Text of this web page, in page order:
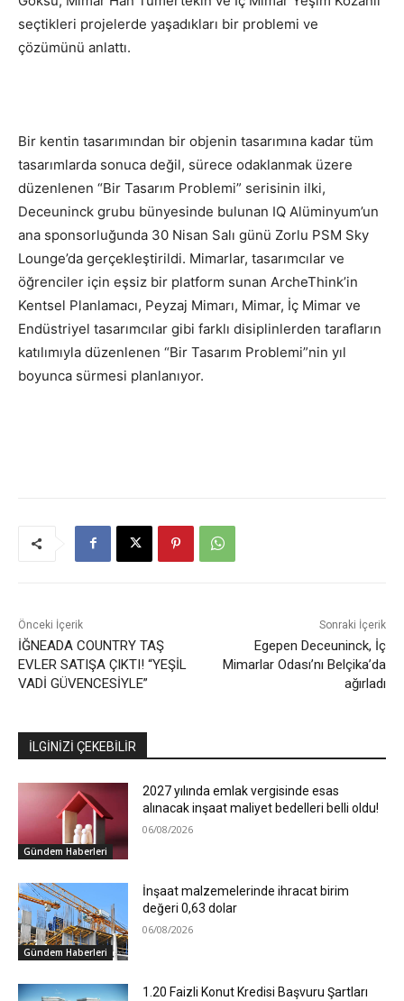
seçtikleri projelerde yaşadıkları bir problemi ve
çözümünü anlattı.
Bir kentin tasarımından bir objenin tasarımına kadar tüm
tasarımlarda sonuca değil, sürece odaklanmak üzere
düzenlenen “Bir Tasarım Problemi” serisinin ilki,
Deceuninck grubu bünyesinde bulunan IQ Alüminyum’un
ana sponsorluğunda 30 Nisan Salı günü Zorlu PSM Sky
Lounge’da gerçekleştirildi. Mimarlar, tasarımcılar ve
öğrenciler için eşsiz bir platform sunan ArcheThink’in
Kentsel Planlamacı, Peyzaj Mimarı, Mimar, İç Mimar ve
Endüstriyel tasarımcılar gibi farklı disiplinlerden tarafların
katılımıyla düzenlenen “Bir Tasarım Problemi”nin yıl
boyunca sürmesi planlanıyor.
Önceki İçerik
İĞNEADA COUNTRY TAŞ
EVLER SATIŞA ÇIKTI! “YEŞİL
VADİ GÜVENCESİYLE”
Sonraki İçerik
Egepen Deceuninck, İç
Mimarlar Odası’nı Belçika’da
ağırladı
İLGİNİZİ ÇEKEBİLİR
Gündem Haberleri
2027 yılında emlak vergisinde esas
alınacak inşaat maliyet bedelleri belli oldu!
06/08/2026
Gündem Haberleri
İnşaat malzemelerinde ihracat birim
değeri 0,63 dolar
06/08/2026
1.20 Faizli Konut Kredisi Başvuru Şartları